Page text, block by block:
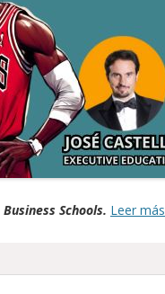
Schools. Leer más